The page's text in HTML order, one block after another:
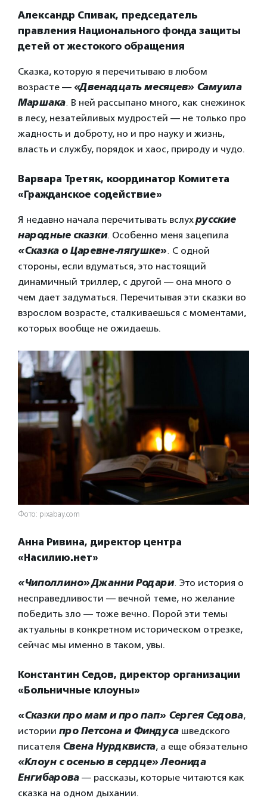
Александр Спивак, председатель
правления Национального фонда защиты
детей от жестокого обращения
Сказка, которую я перечитываю в любом
возрасте — «Двенадцать месяцев» Самуила
Маршака В ней рассыпано много, как снежинок
в лесу, незатейливых мудростей — не только про
жадность и доброту, но и про науку и жизнь,
власть и службу, порядок и хаос, природу и чудо.
Варвара Третяк, координатор Комитета
«Гражданское содействие»
Я недавно начала перечитывать вслухрусские
народные сказки. Особенно меня зацепила
«Сказка о Царевне-лягушке» С одной
стороны, если вдуматься, это настоящий
динамичный триллер, с другой — она много о
чем дает задуматься. Перечитывая эти сказки во
взрослом возрасте, сталкиваешься с моментами,
которых вообще не ожидаешь.
Фото: pixabay.com
Анна Ривина, директор центра
«Насилию.нет»
«Чиполлино» Джанни Родари. Это история о
несправедливости — вечной теме, но желание
победить зло — тоже вечно. Порой эти темы
актуальны в конкретном историческом отрезке,
сейчас мы именно в таком, увы.
Константин Седов, директор организации
«Больничные клоуны»
«Сказки про мам и про пап» Сергея Седова,
истории про Петсона и Финдуса шведского
писателя Свена Нурдквиста, а еще обязательно
«Клоун с осенью в сердце» Леонида
Енгибарова — рассказы, которые читаются как
сказка на одном дыхании.